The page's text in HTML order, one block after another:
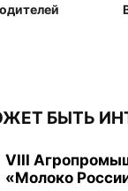
БЫТЬ
VIII
«Молоко